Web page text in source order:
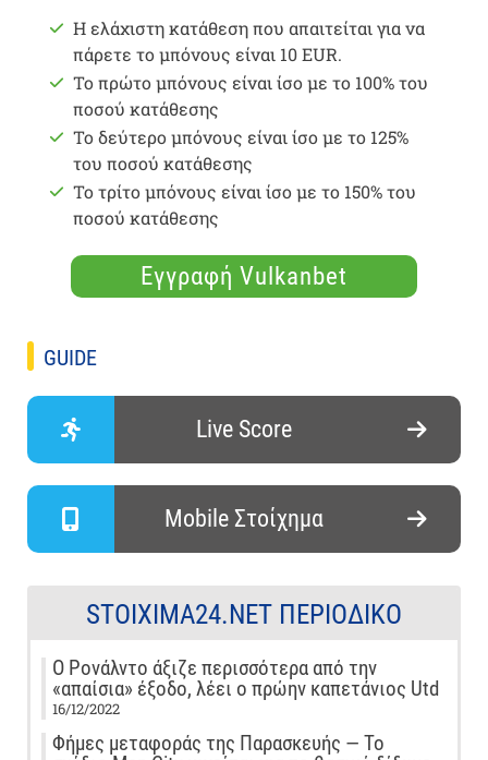
Η ελάχιστη κατάθεση που απαιτείται για να
πάρετε το μπόνους είναι 10 EUR.
Το πρώτο μπόνους είναι ίσο με το 100% του
ποσού κατάθεσης
Το δεύτερο μπόνους είναι ίσο με το 125%
του ποσού κατάθεσης
Το τρίτο μπόνους είναι ίσο με το 150% του
ποσού κατάθεσης
Εγγραφή Vulkanbet
GUIDE
Live Score
Mobile Στοίχημα
STOIXIMA24.NET ΠΕΡΙΟΔΙΚΌ
Ο Ρονάλντο άξιζε περισσότερα από την
«απαίσια» έξοδο, λέει ο πρώην καπετάνιος Utd
16/12/2022
Φήμες μεταφοράς της Παρασκευής — Το